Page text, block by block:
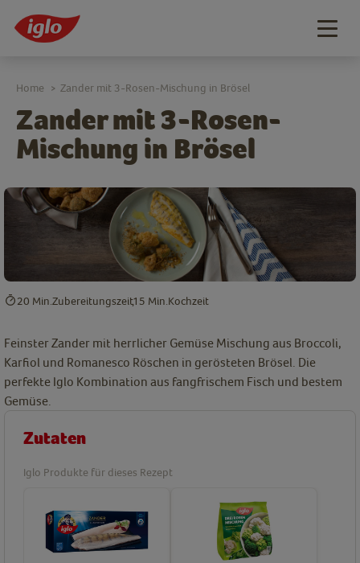
Zander mit 3-Rosen-
Mischung in Brösel
Home > Zander mit 3-Rosen-Mischung in Brösel
20 Min. Zubereitungszeit15 Min. Kochzeit
Feinster Zander mit herrlicher Gemüse Mischung aus Broccoli,
Karfiol und Romanesco Röschen in gerösteten Brösel. Die
perfekte Iglo Kombination aus fangfrischem Fisch und bestem
Gemüse.
Zutaten
Iglo Produkte für dieses Rezept